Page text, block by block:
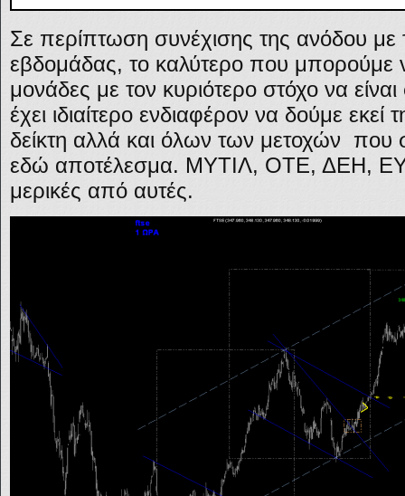
Σε περίπτωση συνέχισης της ανόδου με
εβδομάδας, το καλύτερο που μπορούμε
μονάδες με τον κυριότερο στόχο να
έχει ιδιαίτερο ενδιαφέρον να δούμε
δείκτη αλλά και όλων των μετοχών που
εδώ αποτέλεσμα. ΜΥΤΙΛ, ΟΤΕ, ΔΕΗ,
μερικές από αυτές.